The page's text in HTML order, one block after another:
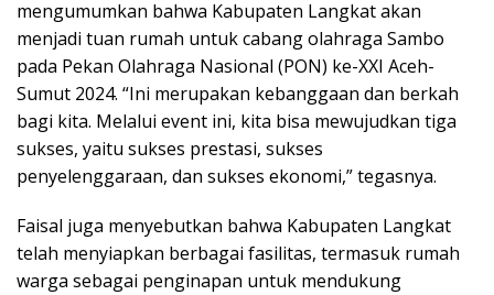
mengumumkan bahwa Kabupaten Langkat akan
menjadi tuan rumah untuk cabang olahraga Sambo
pada Pekan Olahraga Nasional (PON) ke-XXI Aceh-
Sumut 2024. “Ini merupakan kebanggaan dan berkah
bagi kita. Melalui event ini, kita bisa mewujudkan tiga
sukses, yaitu sukses prestasi, sukses
penyelenggaraan, dan sukses ekonomi,” tegasnya.
Faisal juga menyebutkan bahwa Kabupaten Langkat
telah menyiapkan berbagai fasilitas, termasuk rumah
warga sebagai penginapan untuk mendukung